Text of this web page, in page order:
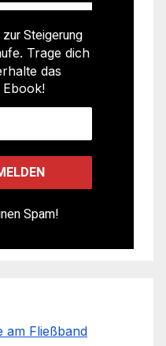
Steigerung
. Trage dich
das
Spam!
am Fließband